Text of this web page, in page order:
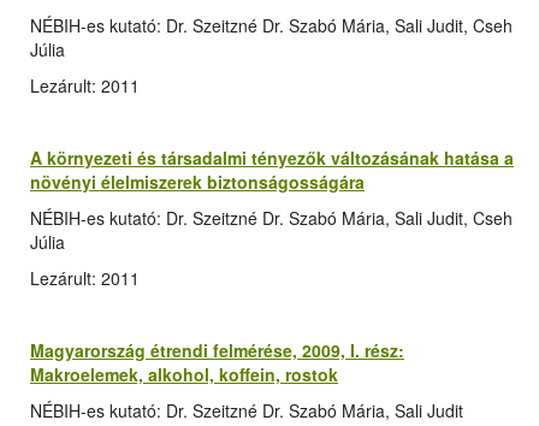
NÉBIH-es kutató: Dr. Szeitzné Dr. Szabó Mária, Sali Judit, Cseh
Júlia
Lezárult: 2011
A környezeti és társadalmi tényezők változásának hatása a
növényi élelmiszerek biztonságosságára
NÉBIH-es kutató: Dr. Szeitzné Dr. Szabó Mária, Sali Judit, Cseh
Júlia
Lezárult: 2011
Magyarország étrendi felmérése, 2009, I. rész:
Makroelemek, alkohol, koffein, rostok
NÉBIH-es kutató: Dr. Szeitzné Dr. Szabó Mária, Sali Judit